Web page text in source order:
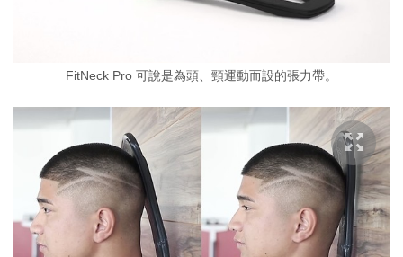
FitNeck Pro 可說是為頭、頸運動而設的張力帶。